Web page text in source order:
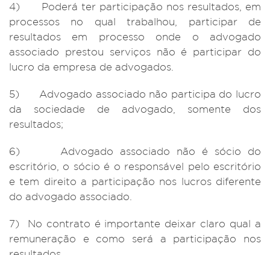
4) Poderá ter participação nos resultados, em
processos no qual trabalhou, participar de
resultados em processo onde o advogado
associado prestou serviços não é participar do
lucro da empresa de advogados.
5) Advogado associado não participa do lucro
da sociedade de advogado, somente dos
resultados;
6) Advogado associado não é sócio do
escritório, o sócio é o responsável pelo escritório
e tem direito a participação nos lucros diferente
do advogado associado.
7) No contrato é importante deixar claro qual a
remuneração e como será a participação nos